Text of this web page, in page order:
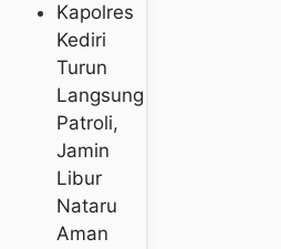
Kapolres
Kediri
Turun
Langsung
Patroli,
Jamin
Libur
Nataru
Aman